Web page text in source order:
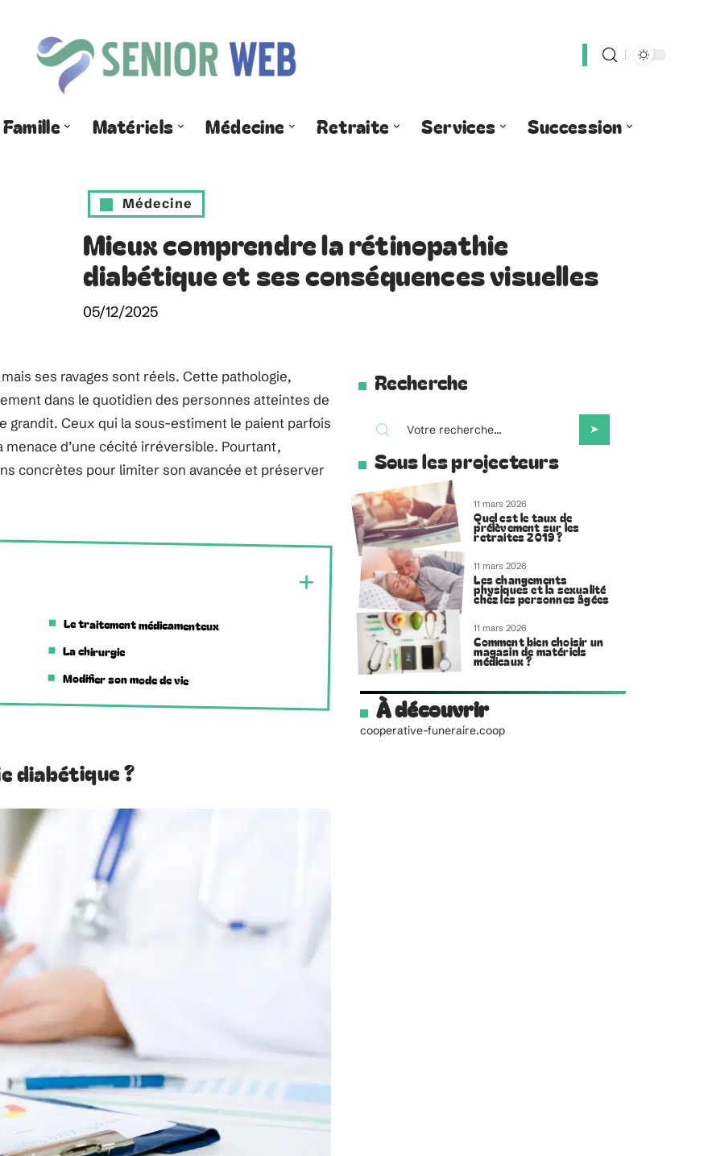
Famille Matériels Médecine Retraite Services Succession
Médecine
Mieux comprendre la rétinopathie
diabétique et ses conséquences visuelles
05/12/2025
ses ravages sont réels. Cette pathologie,
dans le quotidien des personnes atteintes de
grandit. Ceux qui la sous-estiment le paient parfois
d’une cécité irréversible. Pourtant,
concrètes pour limiter son avancée et préserver
Le traitement médicamenteux
La chirurgie
Modifier son mode de vie
diabétique ?
Recherche
Sous les projecteurs
11 mars 2026
Quel est le taux de
prélèvement sur les
retraites 2019 ?
11 mars 2026
Les changements
physiques et la sexualité
chez les personnes âgées
11 mars 2026
Comment bien choisir un
magasin de matériels
médicaux ?
À découvrir
cooperative-funeraire.coop